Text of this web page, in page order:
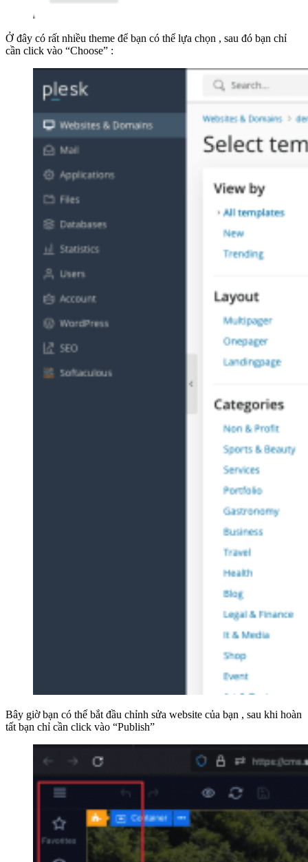
Ở đây có rất nhiều theme để bạn có thể lựa chọn , sau đó bạn chỉ
cần click vào “Choose” :
Bây giờ bạn có thể bắt đầu chỉnh sửa website của bạn , sau khi hoàn
tất bạn chỉ cần click vào “Publish”